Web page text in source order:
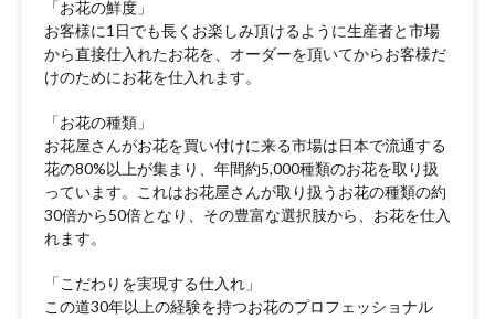
「お花の鮮度」
お客様に1日でも長くお楽しみ頂けるように生産者と市場
から直接仕入れたお花を、オーダーを頂いてからお客様だ
けのためにお花を仕入れます。
「お花の種類」
お花屋さんがお花を買い付けに来る市場は日本で流通する
花の80%以上が集まり、年間約5,000種類のお花を取り扱
っています。これはお花屋さんが取り扱うお花の種類の約
30倍から50倍となり、その豊富な選択肢から、お花を仕入
れます。
「こだわりを実現する仕入れ」
この道30年以上の経験を持つお花のプロフェッショナル